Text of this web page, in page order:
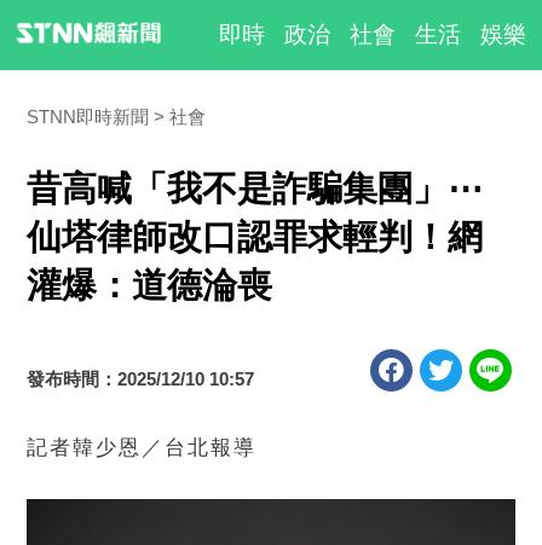
即時 政治 社會 生活 娛樂
STNN即時新聞 社會
昔高喊「我不是詐騙集團」⋯
仙塔律師改口認罪求輕判！網
灌爆：道德淪喪
發布時間：2025/12/10 10:57
記者韓少恩／台北報導